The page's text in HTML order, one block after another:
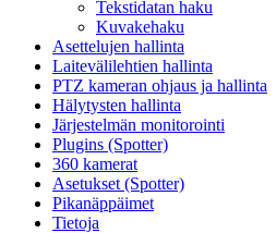
Tekstidatan haku
Kuvakehaku
Asettelujen hallinta
Laitevälilehtien hallinta
PTZ kameran ohjaus ja hallinta
Hälytysten hallinta
Järjestelmän monitorointi
Plugins (Spotter)
360 kamerat
Asetukset (Spotter)
Pikanäppäimet
Tietoja